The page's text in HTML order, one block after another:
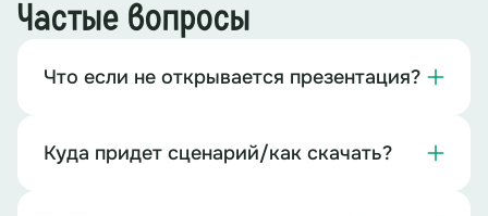
Частые вопросы
Что если не открывается презентация?
Куда придет сценарий/как скачать?